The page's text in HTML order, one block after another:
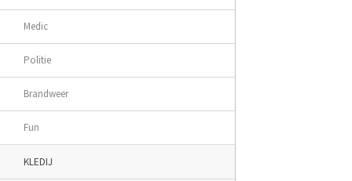
Medic
Politie
Brandweer
Fun
KLEDIJ